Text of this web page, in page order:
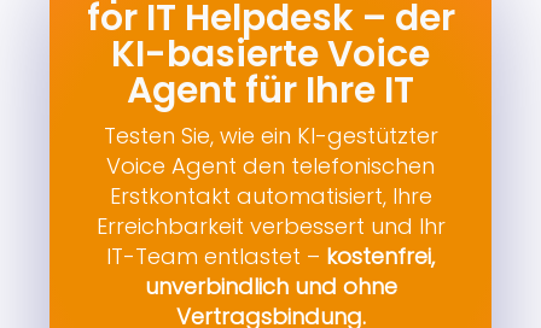
for IT Helpdesk – der
KI-basierte Voice
Agent für Ihre IT
Testen Sie, wie ein KI-gestützter
Voice Agent den telefonischen
Erstkontakt automatisiert, Ihre
Erreichbarkeit verbessert und Ihr
IT-Team entlastet – kostenfrei,
unverbindlich und ohne
Vertragsbindung.